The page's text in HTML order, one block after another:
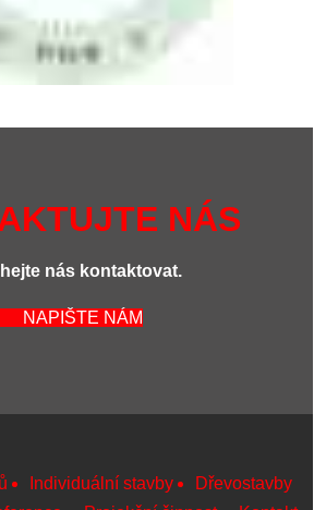
NÁS
nás kontaktovat.
NAPIŠTE NÁM
Individuální stavby
Dřevostavby